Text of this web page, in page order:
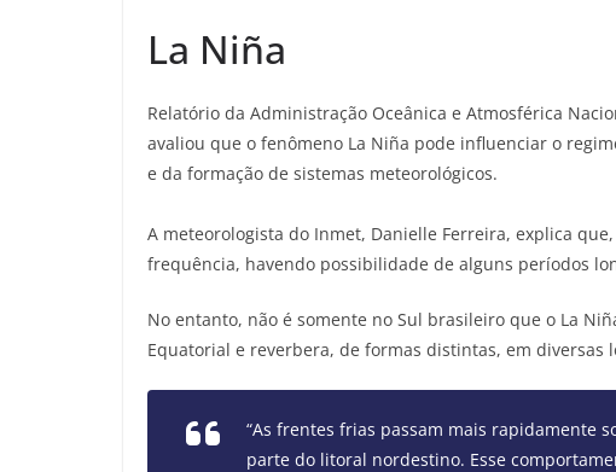
La Niña
Relatório da Administração Oceânica e Atmosférica
avaliou que o fenômeno La Niña pode influenciar o
e da formação de sistemas meteorológicos.
A meteorologista do Inmet, Danielle Ferreira, explica
frequência, havendo possibilidade de alguns períodos
No entanto, não é somente no Sul brasileiro que o La
Equatorial e reverbera, de formas distintas, em diversas
“As frentes frias passam mais rapidamente
parte do litoral nordestino. Esse